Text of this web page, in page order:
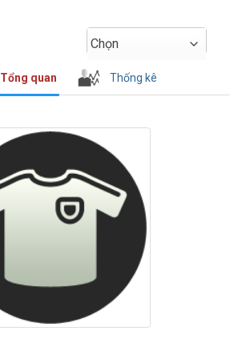
Chọn
Tổng quan Thống kê